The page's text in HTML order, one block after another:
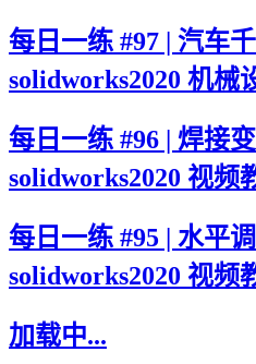
每日一练 #97 | 汽车千
solidworks2020 机械
每日一练 #96 | 焊接
solidworks2020 视频
每日一练 #95 | 水平
solidworks2020 视频
加载中...